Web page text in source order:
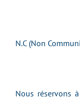
N.C (Non
Nous réservons